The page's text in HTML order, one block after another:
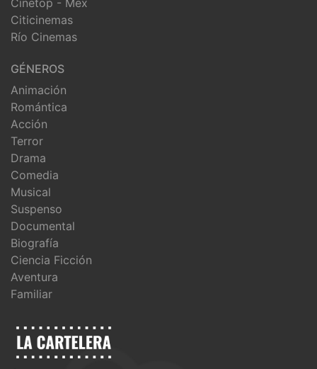
Citicinemas
Río Cinemas
GÉNEROS
Animación
Romántica
Acción
Terror
Drama
Comedia
Musical
Suspenso
Documental
Biografía
Ciencia Ficción
Aventura
Familiar